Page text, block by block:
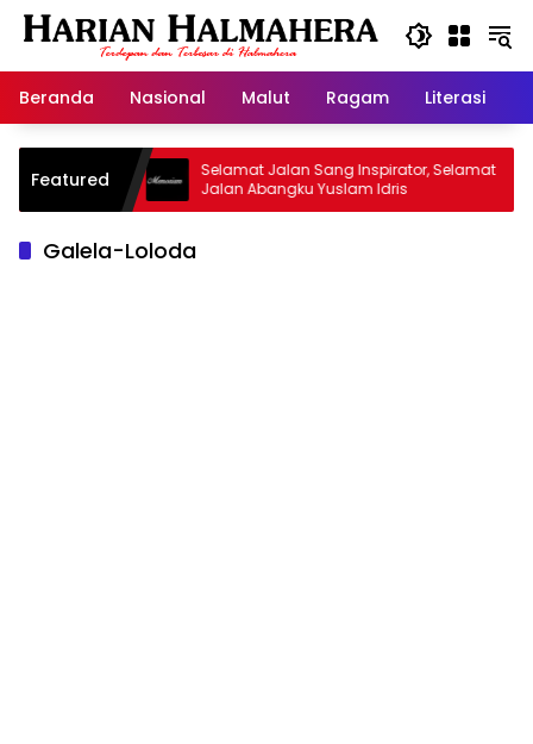
Langsung
Beranda
Nasional Malut Ragam Literasi
Featured
Selamat Jalan Sang Inspirator, Selamat
Jalan Abangku Yuslam Idris
Galela-Loloda